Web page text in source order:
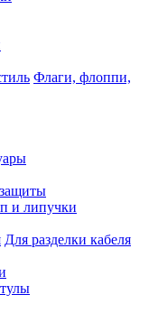
Флаги, флоппи,
и липучки
Для разделки кабеля